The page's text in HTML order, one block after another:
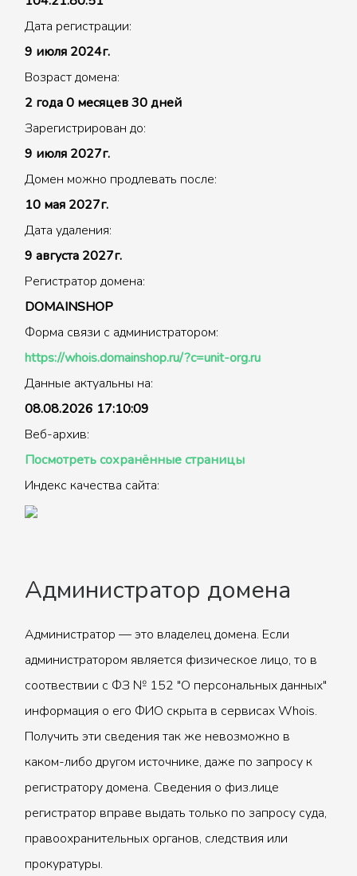
Дата регистрации:
9 июля 2024г.
Возраст домена:
2 года 0 месяцев 30 дней
Зарегистрирован до:
9 июля 2027г.
Домен можно продлевать после:
10 мая 2027г.
Дата удаления:
9 августа 2027г.
Регистратор домена:
DOMAINSHOP
Форма связи с администратором:
https://whois.domainshop.ru/?c=unit-org.ru
Данные актуальны на:
08.08.2026 17:10:09
Веб-архив:
Посмотреть сохранённые страницы
Индекс качества сайта:
Администратор домена
Администратор — это владелец домена. Если
администратором является физическое лицо, то в
соотвествии с ФЗ № 152 "О персональных данных"
информация о его ФИО скрыта в сервисах Whois.
Получить эти сведения так же невозможно в
каком-либо другом источнике, даже по запросу к
регистратору домена. Сведения о физ.лице
регистратор вправе выдать только по запросу суда,
правоохранительных органов, следствия или
прокуратуры.